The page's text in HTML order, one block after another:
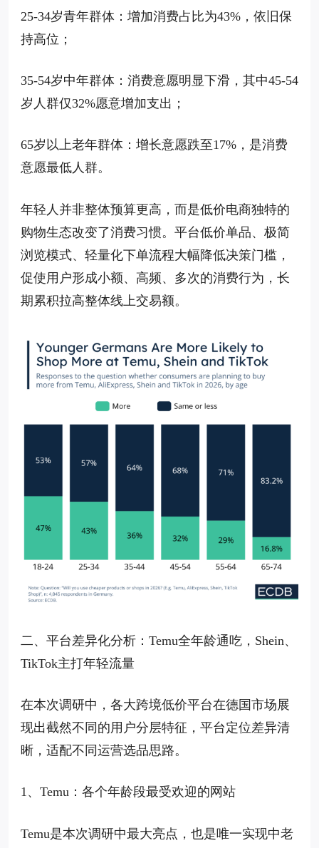
25-34岁青年群体：增加消费占比为43%，依旧保
持高位；
35-54岁中年群体：消费意愿明显下滑，其中45-54
岁人群仅32%愿意增加支出；
65岁以上老年群体：增长意愿跌至17%，是消费
意愿最低人群。
年轻人并非整体预算更高，而是低价电商独特的
购物生态改变了消费习惯。平台低价单品、极简
浏览模式、轻量化下单流程大幅降低决策门槛，
促使用户形成小额、高频、多次的消费行为，长
期累积拉高整体线上交易额。
二、平台差异化分析：Temu全年龄通吃，Shein、
TikTok主打年轻流量
在本次调研中，各大跨境低价平台在德国市场展
现出截然不同的用户分层特征，平台定位差异清
晰，适配不同运营选品思路。
1、Temu：各个年龄段最受欢迎的网站
Temu是本次调研中最大亮点，也是唯一实现中老